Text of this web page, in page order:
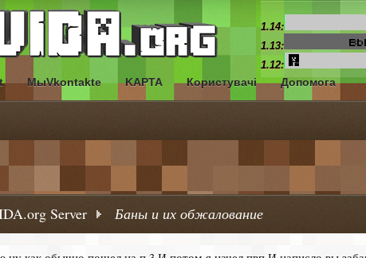
Server Баны и их обжалование
1.14:
1.13:
1.12:
МыVkontakte KAPTA Користувачі Допомога